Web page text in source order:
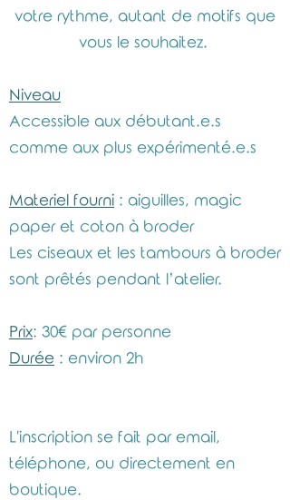
votre rythme, autant de motifs que
vous le souhaitez.
Niveau
Accessible aux débutant.e.s
comme aux plus expérimenté.e.s
Materiel fourni : aiguilles, magic
paper et coton à broder
Les ciseaux et les tambours à broder
sont prêtés pendant l’atelier.
Prix: 30€ par personne
Durée : environ 2h
L'inscription se fait par email,
téléphone, ou directement en
boutique.